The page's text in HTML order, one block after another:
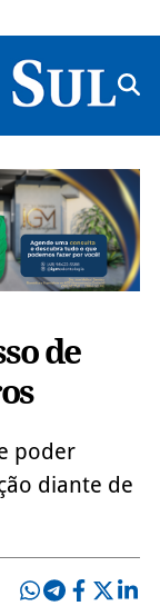
de
poder
diante de